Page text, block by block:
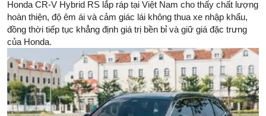
Honda CR-V Hybrid RS lắp ráp tại Việt Nam cho thấy chất lượng
hoàn thiện, độ êm ái và cảm giác lái không thua xe nhập khẩu,
đồng thời tiếp tục khẳng định giá trị bền bỉ và giữ giá đặc trưng
của Honda.